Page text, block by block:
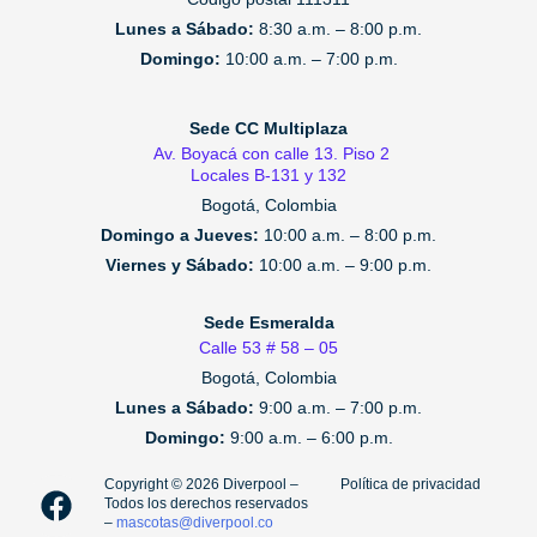
Lunes a Sábado: 8:30 a.m. – 8:00 p.m.
Domingo: 10:00 a.m. – 7:00 p.m.
Sede CC Multiplaza
Av. Boyacá con calle 13. Piso 2
Locales B-131 y 132
Bogotá, Colombia
Domingo a Jueves: 10:00 a.m. – 8:00 p.m.
Viernes y Sábado: 10:00 a.m. – 9:00 p.m.
Sede Esmeralda
Calle 53 # 58 – 05
Bogotá, Colombia
Lunes a Sábado: 9:00 a.m. – 7:00 p.m.
Domingo: 9:00 a.m. – 6:00 p.m.
F
a
I
n
T
i
Copyright ©️ 2026 Diverpool –
Todos los derechos reservados
–mascotas@diverpool.co
Política de privacidad